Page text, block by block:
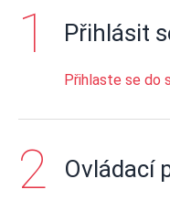
Přihlásit
Přihlaste se do
Ovládací